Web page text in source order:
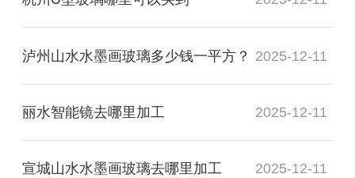
泸州山水水墨画玻璃多少钱一平方？ 2025-12-11
丽水智能镜去哪里加工 2025-12-11
宣城山水水墨画玻璃去哪里加工 2025-12-11